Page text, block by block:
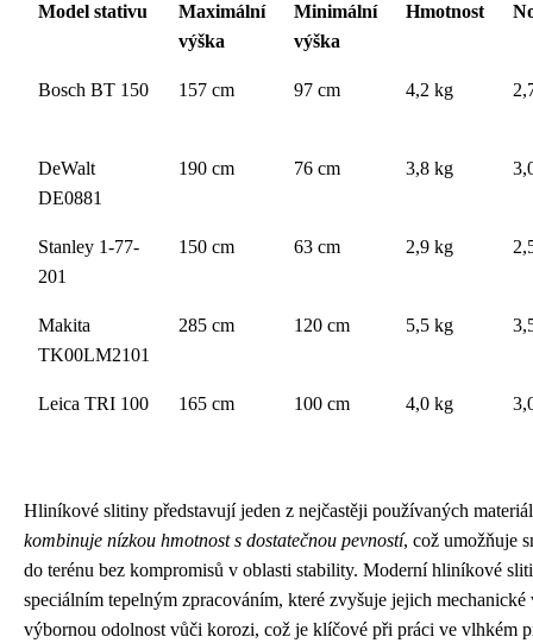
Model stativu
Maximální
výška
Minimální
výška
Hmotnost
Bosch BT 150 157 cm 97 cm 4,2 kg
DeWalt
DE0881
190 cm 76 cm 3,8 kg
Stanley 1-77-
201
150 cm 63 cm 2,9 kg
Makita
TK00LM2101
285 cm 120 cm 5,5 kg
Leica TRI 100 165 cm 100 cm 4,0 kg
Hliníkové slitiny představují jeden z nejčastěji používaných
kombinuje nízkou hmotnost s dostatečnou pevností, což umožňuje
do terénu bez kompromisů v oblasti stability. Moderní hliníkové
speciálním tepelným zpracováním, které zvyšuje jejich
výbornou odolnost vůči korozi, což je klíčové při práci ve vlhkém